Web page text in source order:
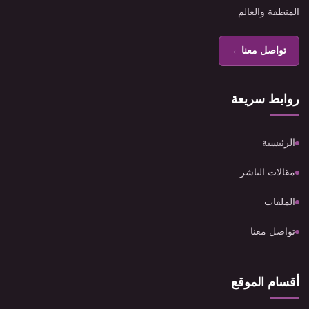
المنطقة والعالم
تواصل معنا←
روابط سريعة
الرئيسية
مقالات الناشر
الملفات
تواصل معنا
أقسام الموقع